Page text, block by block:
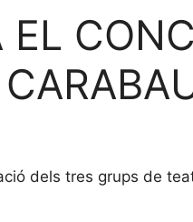
dels tres grups de